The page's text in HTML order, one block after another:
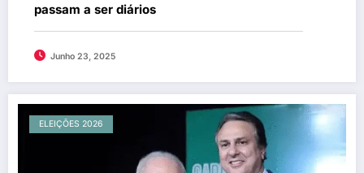
passam a ser diários
Junho 23, 2025
ELEIÇÕES 2026